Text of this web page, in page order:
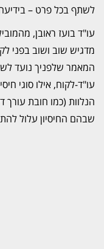
לשתף בכל פרט –
עו"ד בועז ראובן,
מדגיש שוב ושוב בפני
המאמר שלפניך נועד
עו"ד-לקוח, אילו סוגי
הנלוות (כמו חובת עורך
שבהם החיסיון עלול